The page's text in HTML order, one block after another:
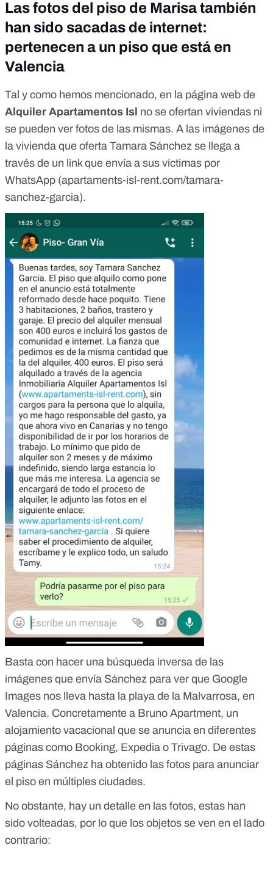
Las fotos del piso de Marisa también
han sido sacadas de internet:
pertenecen a un piso que está en
Valencia
Tal y como hemos mencionado, en la página web de
Alquiler Apartamentos Isl no se ofertan viviendas ni
se pueden ver fotos de las mismas. A las imágenes de
la vivienda que oferta Tamara Sánchez se llega a
través de un link que envía a sus víctimas por
WhatsApp (apartaments-isl-rent.com/tamara-
sanchez-garcia).
Basta con hacer una búsqueda inversa de las
imágenes que envía Sánchez para ver que Google
Images nos lleva hasta la playa de la Malvarrosa, en
Valencia. Concretamente a Bruno Apartment, un
alojamiento vacacional que se anuncia en diferentes
páginas como Booking, Expedia o Trivago. De estas
páginas Sánchez ha obtenido las fotos para anunciar
el piso en múltiples ciudades.
No obstante, hay un detalle en las fotos, estas han
sido volteadas, por lo que los objetos se ven en el lado
contrario: